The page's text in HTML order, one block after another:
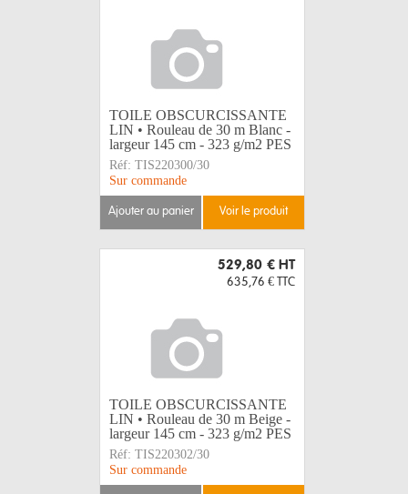
TOILE OBSCURCISSANTE
LIN • Rouleau de 30 m Blanc -
largeur 145 cm - 323 g/m2 PES
Réf: TIS220300/30
Sur commande
ajouter au panier voir le produit
529,80 € HT
635,76 € TTC
TOILE OBSCURCISSANTE
LIN • Rouleau de 30 m Beige -
largeur 145 cm - 323 g/m2 PES
Réf: TIS220302/30
Sur commande